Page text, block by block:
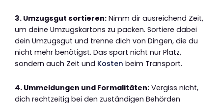
3. Umzugsgut sortieren: Nimm dir ausreichend Zeit,
um deine Umzugskartons zu packen. Sortiere dabei
dein Umzugsgut und trenne dich von Dingen, die du
nicht mehr benötigst. Das spart nicht nur Platz,
sondern auch Zeit und Kosten beim Transport.
4. Ummeldungen und Formalitäten: Vergiss nicht,
dich rechtzeitig bei den zuständigen Behörden